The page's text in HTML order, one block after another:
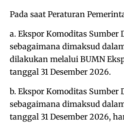
Pada saat Peraturan
a. Ekspor Komoditas Sumber
sebagaimana dimaksud
dilakukan melalui BUMN
tanggal 31 Desember 2026.
b. Ekspor Komoditas Sumber
sebagaimana dimaksud
tanggal 31 Desember 2026,